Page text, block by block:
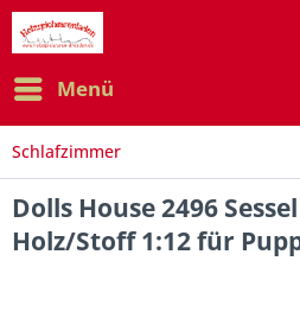
Menü
Schlafzimmer
Dolls House 2496
Holz/Stoff 1:12 für